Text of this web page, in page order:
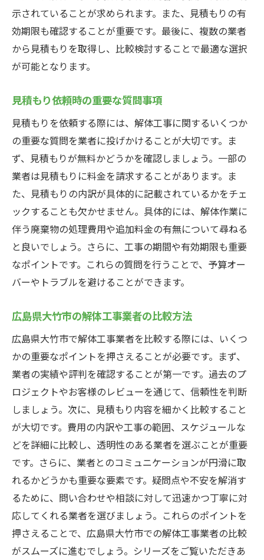
示されていることが求められます。また、見積もりの有
効期限も確認することが重要です。最後に、複数の業者
から見積もりを取得し、比較検討することで最適な選択
が可能となります。
見積もり依頼時の重要な質問事項
見積もりを依頼する際には、解体工事に関するいくつか
の重要な質問を業者に投げかけることが大切です。ま
ず、見積もりが無料かどうかを確認しましょう。一部の
業者は見積もりに料金を請求することがあります。ま
た、見積もりの内訳が具体的に記載されているかをチェ
ックすることも欠かせません。具体的には、解体作業に
伴う廃棄物の処理費用や追加料金の有無について尋ねる
と良いでしょう。さらに、工事の期間や有効期限も重要
なポイントです。これらの質問を行うことで、予算オー
バーやトラブルを避けることができます。
広島県大竹市の解体工事業者の比較方法
広島県大竹市で解体工事業者を比較する際には、いくつ
かの重要なポイントを押さえることが必要です。まず、
業者の実績や評判を確認することが第一です。過去のプ
ロジェクトやお客様のレビューを通じて、信頼性を判断
しましょう。次に、見積もり内容を細かく比較すること
が大切です。費用の内訳や工事の範囲、スケジュールな
どを詳細に比較し、透明性のある業者を選ぶことが重要
です。さらに、業者とのコミュニケーションが円滑に取
れるかどうかも重要な要素です。疑問点や不安を解消す
るために、問い合わせや相談に対して迅速かつ丁寧に対
応してくれる業者を選びましょう。これらのポイントを
押さえることで、広島県大竹市での解体工事業者の比較
がスムーズに進むでしょう。シリーズをご覧いただきあ